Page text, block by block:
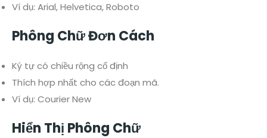
Ví dụ: Arial, Helvetica, Roboto
Phông Chữ Đơn Cách
Ký tự có chiều rộng cố định
Thích hợp nhất cho các đoạn mã.
Ví dụ: Courier New
Hiển Thị Phông Chữ